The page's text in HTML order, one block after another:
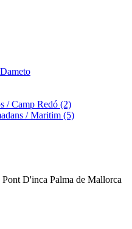
/ Camp Redó (2)
/ Maritim (5)